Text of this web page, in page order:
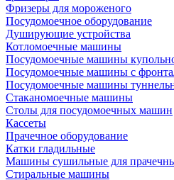
Фризеры для мороженого
Посудомоечное оборудование
Душирующие устройства
Котломоечные машины
Посудомоечные машины
Посудомоечные машины с
Посудомоечные машины
Стаканомоечные машины
Столы для посудомоечных машин
Кассеты
Прачечное оборудование
Катки гладильные
Машины сушильные для
Стиральные машины